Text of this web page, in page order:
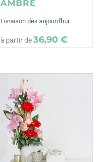
AMBRE
Livraison dès aujourd'hui
à partir de36,90 €